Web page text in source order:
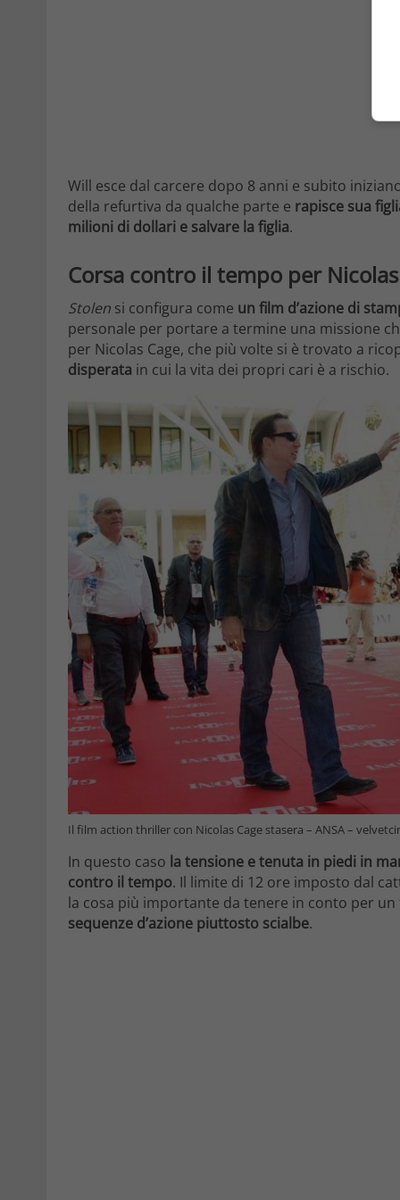
Will esce dal carcere dopo 8 anni e subito
della refurtiva da qualche parte e rapisce sua
milioni di dollari e salvare la figlia.
Corsa contro il tempo per Nicolas
Stolen si configura come un film d’azione di
personale per portare a termine una missione
per Nicolas Cage, che più volte si è trovato a
disperata in cui la vita dei propri cari è a rischio.
Il film action thriller con Nicolas Cage stasera – ANSA –
In questo caso la tensione e tenuta in piedi in
contro il tempo. Il limite di 12 ore imposto dal
la cosa più importante da tenere in conto per
sequenze d’azione piuttosto scialbe.